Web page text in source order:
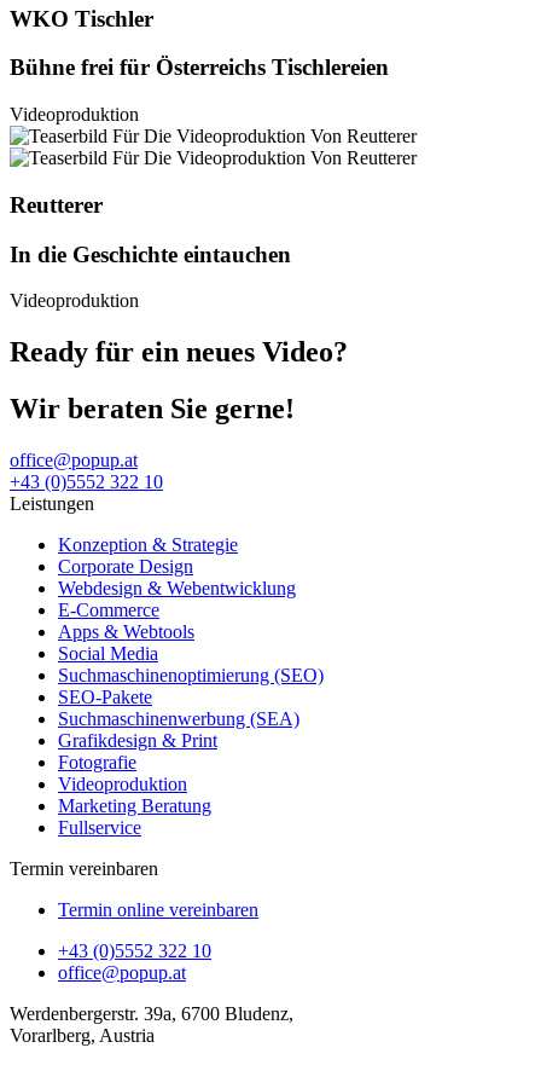
WKO Tischler
Bühne frei für Österreichs Tischlereien
Videoproduktion
Reutterer
In die Geschichte eintauchen
Videoproduktion
Ready für ein neues Video?
Wir beraten Sie gerne!
office@popup.at
+43 (0)5552 322 10
Leistungen
Konzeption & Strategie
Corporate Design
Webdesign & Webentwicklung
E-Commerce
Apps & Webtools
Social Media
Suchmaschinenoptimierung (SEO)
SEO-Pakete
Suchmaschinenwerbung (SEA)
Grafikdesign & Print
Fotografie
Videoproduktion
Marketing Beratung
Fullservice
Termin vereinbaren
Termin online vereinbaren
+43 (0)5552 322 10
office@popup.at
Werdenbergerstr. 39a, 6700 Bludenz,
Vorarlberg, Austria